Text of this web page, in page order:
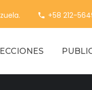
+58 212-